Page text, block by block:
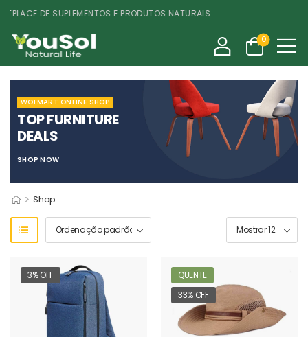
DE SUPLEMENTOS E PRODUTOS NATURAIS
0
WOLMART ONLINE SHOP
TOP FURNITURE
DEALS
SHOP NOW
> Shop
3% OFF
QUENTE
33% OFF